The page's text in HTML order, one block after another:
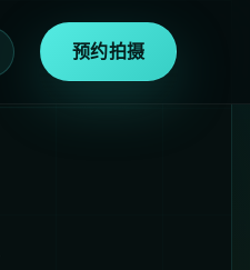
预约拍摄